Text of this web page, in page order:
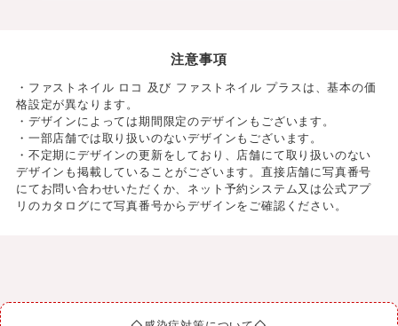
注意事項
・ファストネイル ロコ 及び ファストネイル プラスは、基本の価
格設定が異なります。
・デザインによっては期間限定のデザインもございます。
・一部店舗では取り扱いのないデザインもございます。
・不定期にデザインの更新をしており、店舗にて取り扱いのない
デザインも掲載していることがございます。直接店舗に写真番号
にてお問い合わせいただくか、ネット予約システム又は公式アプ
リのカタログにて写真番号からデザインをご確認ください。